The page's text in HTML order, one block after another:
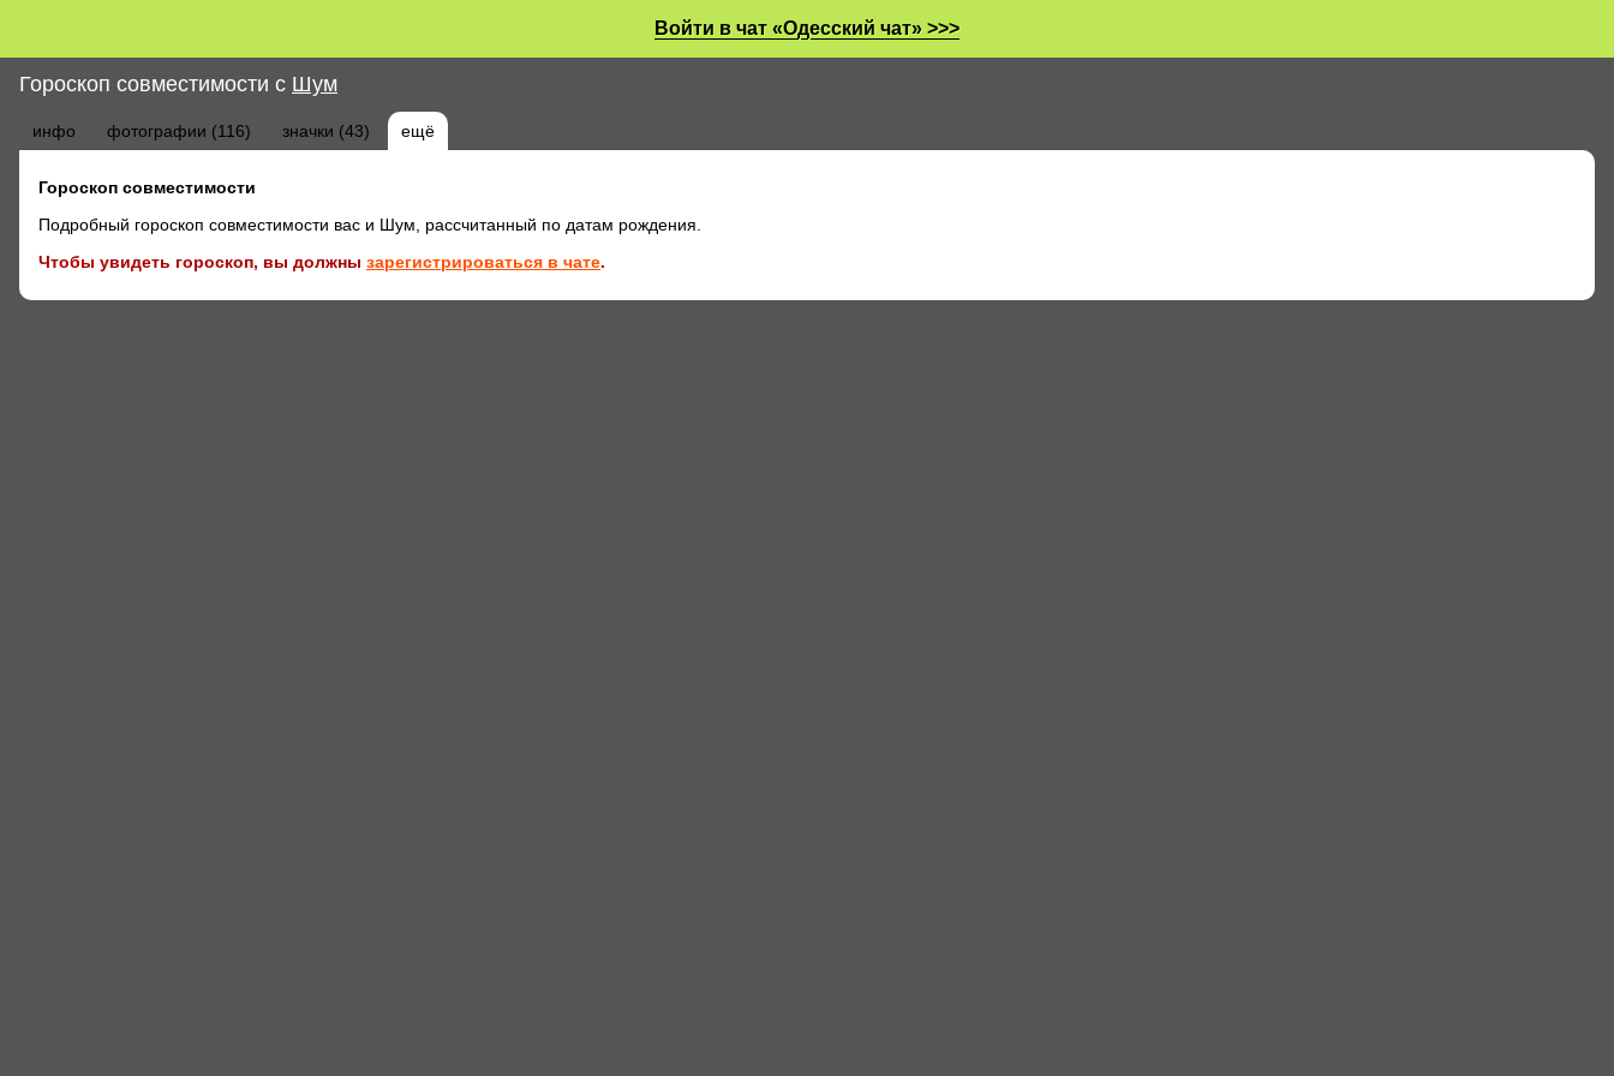
Войти в чат «Одесский чат» >>>
Гороскоп совместимости с Шyм
инфо фотографии (116) значки (43) ещё
Гороскоп совместимости
Подробный гороскоп совместимости вас и Шyм, рассчитанный по датам рождения.
Чтобы увидеть гороскоп, вы должны зарегистрироваться в чате.